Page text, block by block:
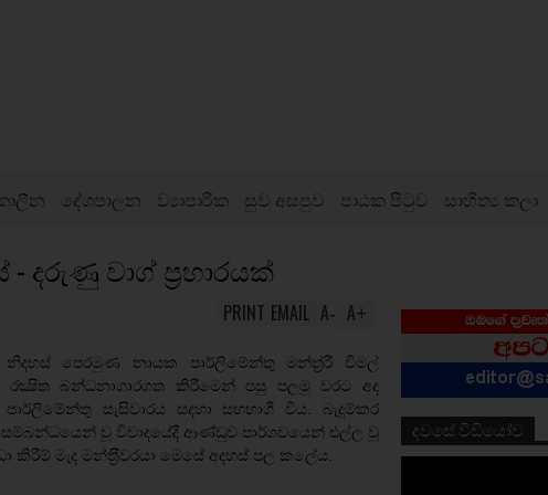
දේශපාලන ව්‍යාපාරික සුව අසපුව පාඨක පිටුව සාහිත්‍ය කලා
දරුණු වාග් ප්‍රහාරයක්
A+
A-
EMAIL
PRINT
නිදහස් පෙරමුණ නායක පාර්ලිමේන්තු මන්ත‍්‍ර‍්‍රී විමල්
රක්‍ෂිත බන්ධනාගාරගත කිරීමෙන් පසු පලමු වරට අද
සැසිවාරය සදහා සහභාගී විය. බැදුම්කර
වූ විවාදයේදී ආණ්ඩුව පාර්ශවයෙන් එල්ල වූ
කිරීම් මැද මන්ත‍්‍රීවරයා මෙසේ අදහස් පල කලේය.
දවසේ වීඩියෝව